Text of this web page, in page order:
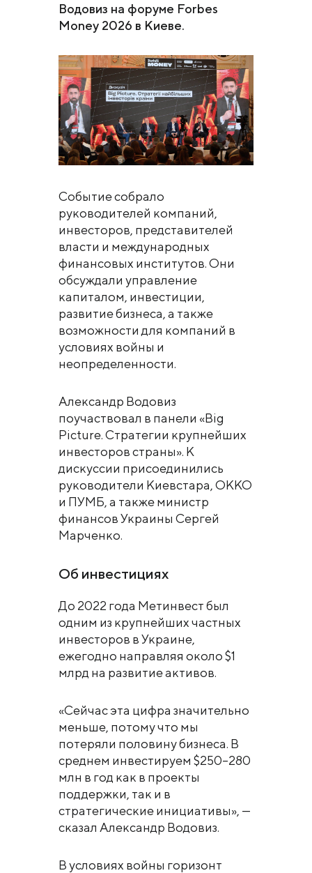
Водовиз на форуме Forbes
Money 2026 в Киеве.
Событие собрало
руководителей компаний,
инвесторов, представителей
власти и международных
финансовых институтов. Они
обсуждали управление
капиталом, инвестиции,
развитие бизнеса, а также
возможности для компаний в
условиях войны и
неопределенности.
Александр Водовиз
поучаствовал в панели «Big
Picture. Стратегии крупнейших
инвесторов страны». К
дискуссии присоединились
руководители Киевстара, ОККО
и ПУМБ, а также министр
финансов Украины Сергей
Марченко.
Об инвестициях
До 2022 года Метинвест был
одним из крупнейших частных
инвесторов в Украине,
ежегодно направляя около $1
млрд на развитие активов.
«Сейчас эта цифра значительно
меньше, потому что мы
потеряли половину бизнеса. В
среднем инвестируем $250–280
млн в год как в проекты
поддержки, так и в
стратегические инициативы», —
сказал Александр Водовиз.
В условиях войны горизонт